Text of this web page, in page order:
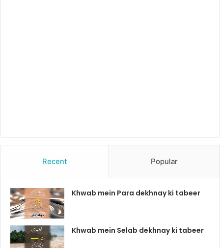
Recent Popular
Khwab mein Para dekhnay ki tabeer
Khwab mein Selab dekhnay ki tabeer